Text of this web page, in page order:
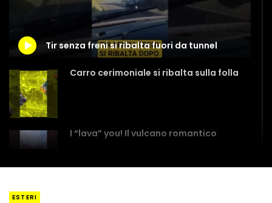
Tir senza freni si ribalta fuori da tunnel
Carro cerimoniale si ribalta sulla folla
I “lava” you! Il vulcano romantico
ESTERI